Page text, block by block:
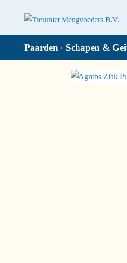
Paarden Schapen &